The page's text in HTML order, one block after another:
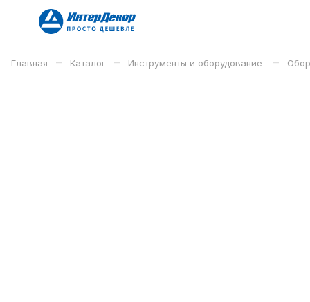
Главная – Каталог – Инструменты и оборудование –